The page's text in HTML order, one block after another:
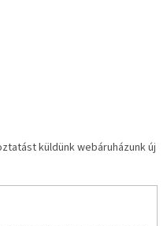
küldünk webáruházunk új